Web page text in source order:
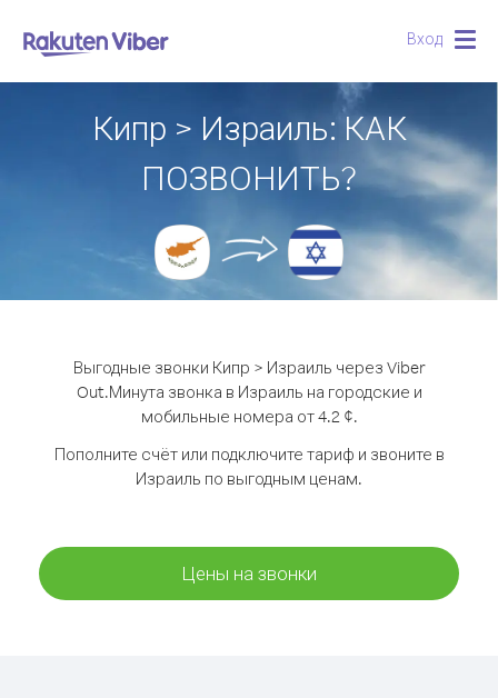
Вход
Кипр > Израиль: КАК
ПОЗВОНИТЬ?
Выгодные звонки Кипр > Израиль через Viber
Out.Минута звонка в Израиль на городские и
мобильные номера от 4.2 ¢.
Пополните счёт или подключите тариф и звоните в
Израиль по выгодным ценам.
Цены на звонки